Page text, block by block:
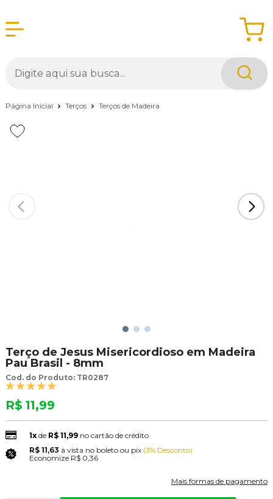
Página Inicial Terços Terços de Madeira
Terço de Jesus Misericordioso em Madeira
Pau Brasil - 8mm
Cod. do Produto: TR0287
R$ 11,99
1xde R$ 11,99 no cartão de crédito
R$ 11,63 à vista no boleto ou pix (3% Desconto)
Economize R$ 0,36
Mais formas de pagamento